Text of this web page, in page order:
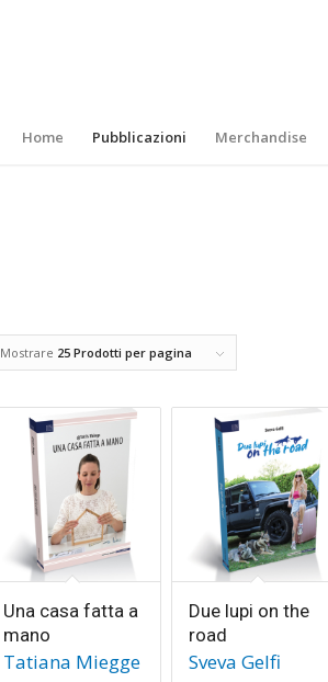
Home Pubblicazioni Merchandise
Mostrare 25 Prodotti per pagina
Una casa fatta a
mano
Tatiana Miegge
Due lupi on the
road
Sveva Gelfi